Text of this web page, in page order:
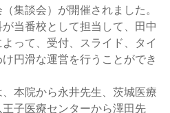
集談会）が開催されました。
当番校として担当して、田中
って、受付、スライド、タイ
円滑な運営を行うことができ
本院から永井先生、茨城医療
子医療センターから澤田先